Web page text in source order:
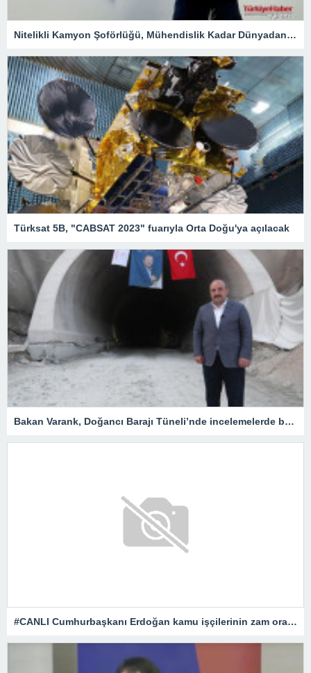
Nitelikli Kamyon Şoförlüğü, Mühendislik Kadar Dünyadan Yoğun Talep Alacak – Ekonomi
Türksat 5B, "CABSAT 2023" fuarıyla Orta Doğu'ya açılacak
Bakan Varank, Doğancı Barajı Tüneli’nde incelemelerde bulundu
#CANLI Cumhurbaşkanı Erdoğan kamu işçilerinin zam oranını açıklıyor